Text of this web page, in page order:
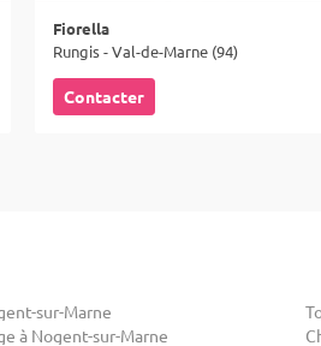
Fiorella
Rungis - Val-de-Marne (94)
Contacter
sur-Marne
à Nogent-sur-Marne